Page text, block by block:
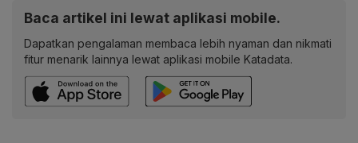
Baca artikel ini lewat aplikasi mobile.
Dapatkan pengalaman membaca lebih nyaman dan nikmati
fitur menarik lainnya lewat aplikasi mobile Katadata.